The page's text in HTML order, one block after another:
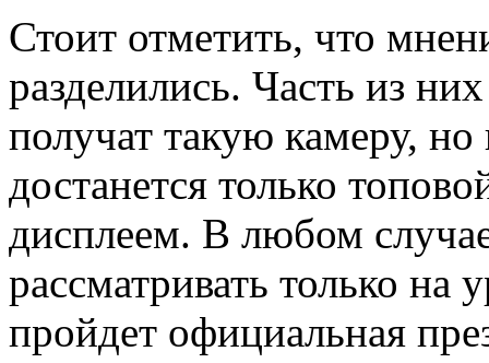
Стоит отметить, что
разделились. Часть из
получат такую камеру,
достанется только
дисплеем. В любом
рассматривать только на
пройдет официальная